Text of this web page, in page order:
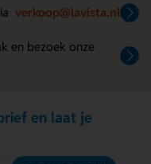
verkoop@lavista.nl
en bezoek onze
en laat je